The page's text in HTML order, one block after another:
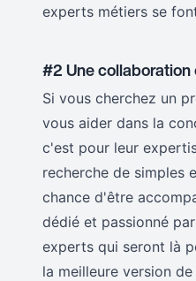
experts métiers se
#2 Une
Si vous cherchez un
vous aider dans la
c'est pour leur
recherche de simples
chance d'être
dédié et passionné
experts qui seront là
la meilleure version